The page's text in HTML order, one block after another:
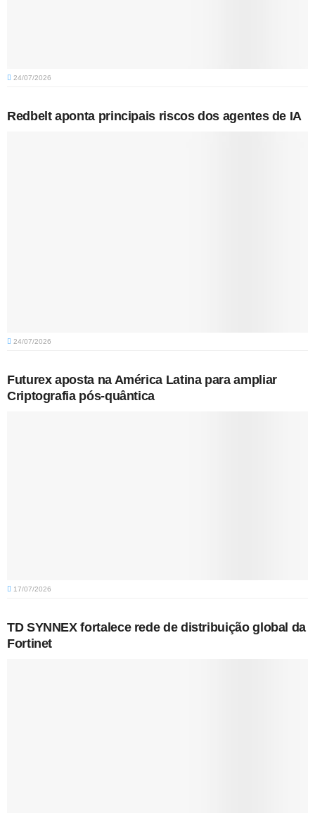
24/07/2026
Redbelt aponta principais riscos dos agentes de IA
24/07/2026
Futurex aposta na América Latina para ampliar
Criptografia pós-quântica
17/07/2026
TD SYNNEX fortalece rede de distribuição global da
Fortinet